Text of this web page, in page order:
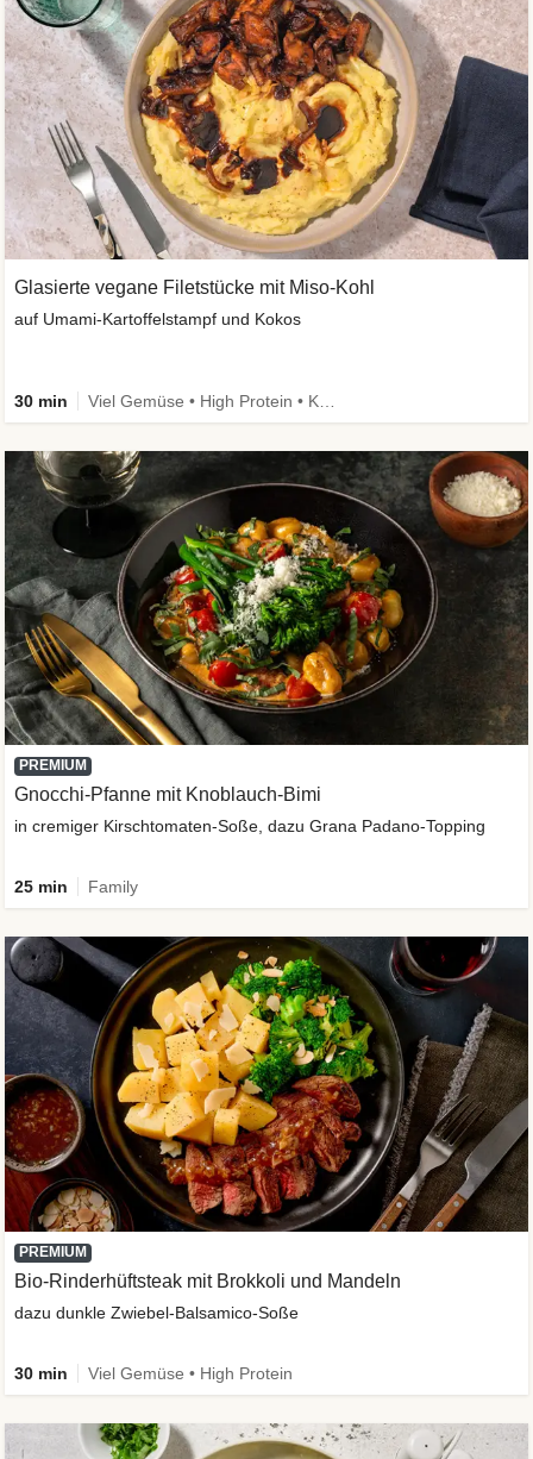
Glasierte vegane Filetstücke mit Miso-Kohl
auf Umami-Kartoffelstampf und Kokos
30 min
PREMIUM
Gnocchi-Pfanne mit Knoblauch-Bimi
in cremiger Kirschtomaten-Soße, dazu Grana Padano-Topping
25 min Family
PREMIUM
Bio-Rinderhüftsteak mit Brokkoli und Mandeln
dazu dunkle Zwiebel-Balsamico-Soße
30 min Viel Gemüse • High Protein